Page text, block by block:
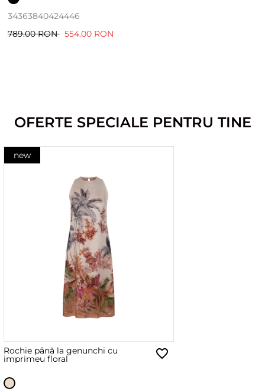
34363840424446
789.00 RON 554.00 RON
OFERTE SPECIALE PENTRU TINE
new
Rochie până la genunchi cu
imprimeu floral